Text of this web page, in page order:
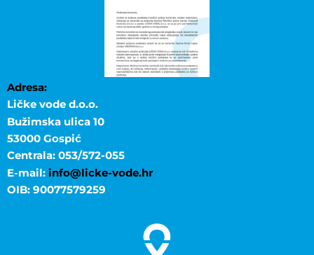
Adresa:
Ličke vode d.o.o.
Bužimska ulica 10
53000 Gospić
Centrala: 053/572-055
E-mail: info@licke-vode.hr
OIB: 90077579259